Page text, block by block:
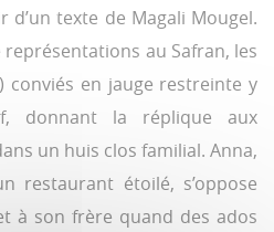
texte de Magali Mougel.
au Safran, les
conviés en jauge restreinte y
donnant la réplique aux
un huis clos familial. Anna,
restaurant étoilé, s’oppose
à son frère quand des ados